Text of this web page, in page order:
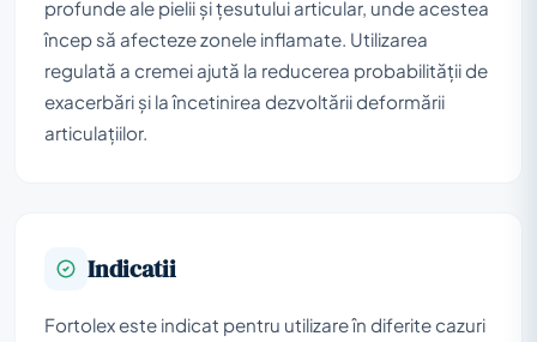
profunde ale pielii și țesutului articular, unde acestea
încep să afecteze zonele inflamate. Utilizarea
regulată a cremei ajută la reducerea probabilității de
exacerbări și la încetinirea dezvoltării deformării
articulațiilor.
Indicatii
Fortolex este indicat pentru utilizare în diferite cazuri